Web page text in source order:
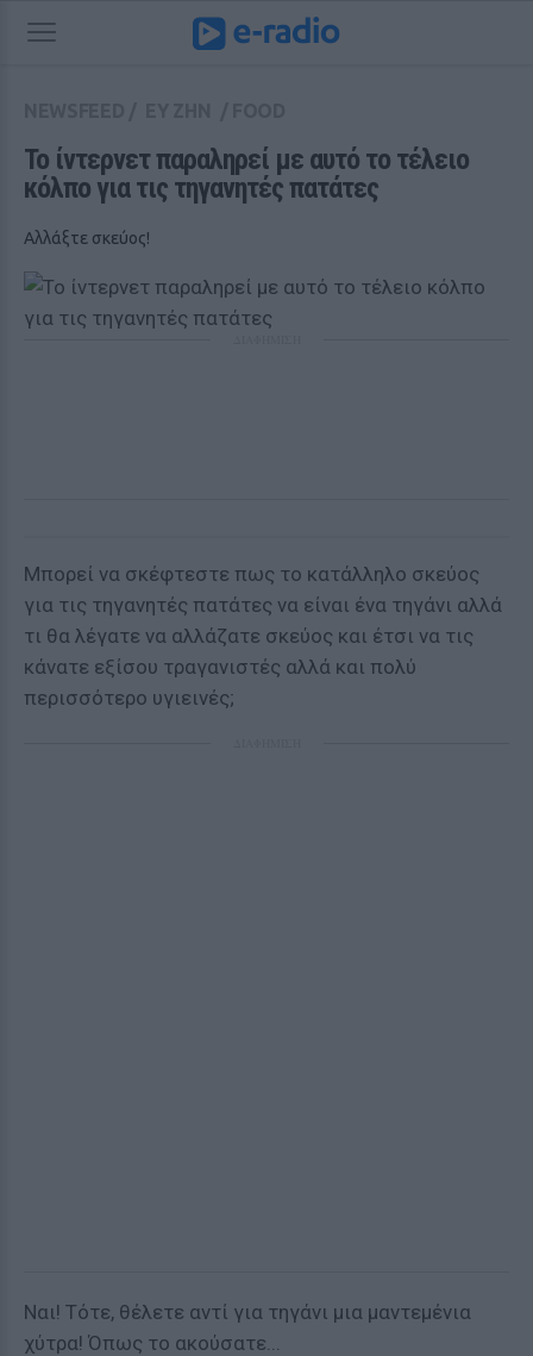
To ίντερνετ παραληρεί με αυτό το τέλειο
κόλπο για τις τηγανητές πατάτες
Αλλάξτε σκεύος!
Μπορεί να σκέφτεστε πως το κατάλληλο σκεύος
για τις τηγανητές πατάτες να είναι ένα τηγάνι αλλά
τι θα λέγατε να αλλάζατε σκεύος και έτσι να τις
κάνατε εξίσου τραγανιστές αλλά και πολύ
περισσότερο υγιεινές;
Ναι! Τότε, θέλετε αντί για τηγάνι μια μαντεμένια
χύτρα! Όπως το ακούσατε...